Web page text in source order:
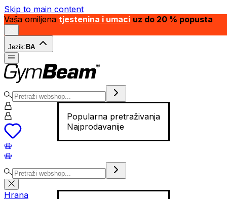
Skip to main content
Vaša omiljena tjestenina i umaci uz do 20 % popusta
Jezik: BA
Popularna pretraživanja
Najprodavanije
Hrana